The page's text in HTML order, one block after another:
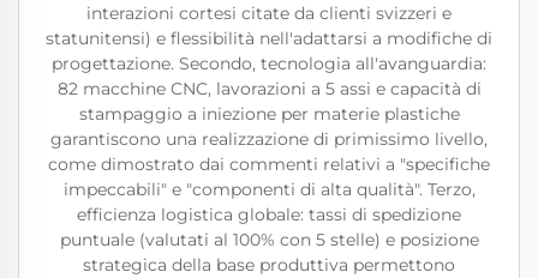
interazioni cortesi citate da clienti svizzeri e
statunitensi) e flessibilità nell'adattarsi a modifiche di
progettazione. Secondo, tecnologia all'avanguardia:
82 macchine CNC, lavorazioni a 5 assi e capacità di
stampaggio a iniezione per materie plastiche
garantiscono una realizzazione di primissimo livello,
come dimostrato dai commenti relativi a "specifiche
impeccabili" e "componenti di alta qualità". Terzo,
efficienza logistica globale: tassi di spedizione
puntuale (valutati al 100% con 5 stelle) e posizione
strategica della base produttiva permettono